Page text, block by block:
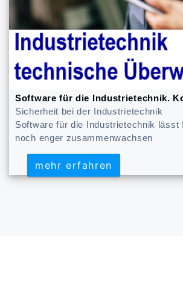
Software für die Industrietechnik.
Sicherheit bei der Industrietechnik
Software für die Industrietechnik lässt
noch enger zusammenwachsen
mehr erfahren
mehr erfahren